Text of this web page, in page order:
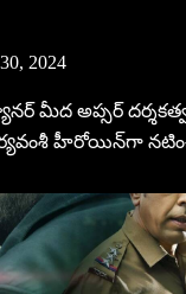
2024
మీద అప్సర్
హీరోయిన్‌గా